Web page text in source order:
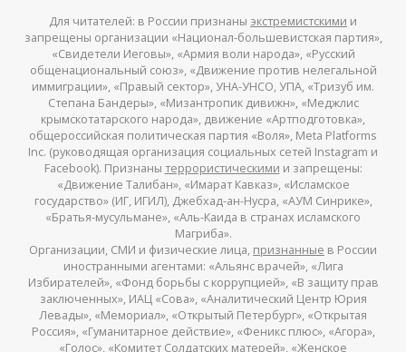
Для читателей: в России признаны экстремистскими и
запрещены организации «Национал-большевистская партия»,
«Свидетели Иеговы», «Армия воли народа», «Русский
общенациональный союз», «Движение против нелегальной
иммиграции», «Правый сектор», УНА-УНСО, УПА, «Тризуб им.
Степана Бандеры», «Мизантропик дивижн», «Меджлис
крымскотатарского народа», движение «Артподготовка»,
общероссийская политическая партия «Воля», Meta Platforms
Inc. (руководящая организация социальных сетей Instagram и
Facebook). Признаны террористическими и запрещены:
«Движение Талибан», «Имарат Кавказ», «Исламское
государство» (ИГ, ИГИЛ), Джебхад-ан-Нусра, «АУМ Синрике»,
«Братья-мусульмане», «Аль-Каида в странах исламского
Магриба».
Организации, СМИ и физические лица, признанные в России
иностранными агентами: «Альянс врачей», «Лига
Избирателей», «Фонд борьбы с коррупцией», «В защиту прав
заключенных», ИАЦ «Сова», «Аналитический Центр Юрия
Левады», «Мемориал», «Открытый Петербург», «Открытая
Россия», «Гуманитарное действие», «Феникс плюс», «Агора»,
«Голос», «Комитет Солдатских матерей», «Женское